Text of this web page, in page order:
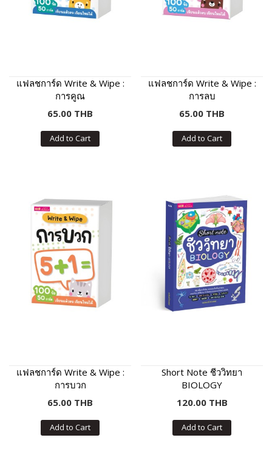
แฟลชการ์ด Write & Wipe :
การคูณ
65.00 THB
Add to Cart
แฟลชการ์ด Write & Wipe :
การลบ
65.00 THB
Add to Cart
แฟลชการ์ด Write & Wipe :
การบวก
65.00 THB
Add to Cart
Short Note ชีววิทยา
BIOLOGY
120.00 THB
Add to Cart